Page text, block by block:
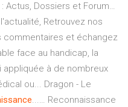
: Actus, Dossiers et Forum…
Retrouvez nos
commentaires et échangez
face au handicap, la
à de nombreux
ou... Dragon - Le
...… Reconnaissance